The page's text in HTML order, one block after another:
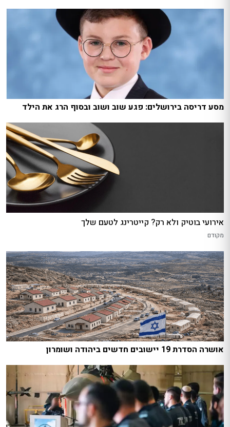
מסע דריסה בירושלים: פגע שוב ושוב ובסוף הרג את הילד
אירועי בוטיק ולא רק? קייטרינג לטעם שלך
מקודם
אושרה הסדרת 19 יישובים חדשים ביהודה ושומרון